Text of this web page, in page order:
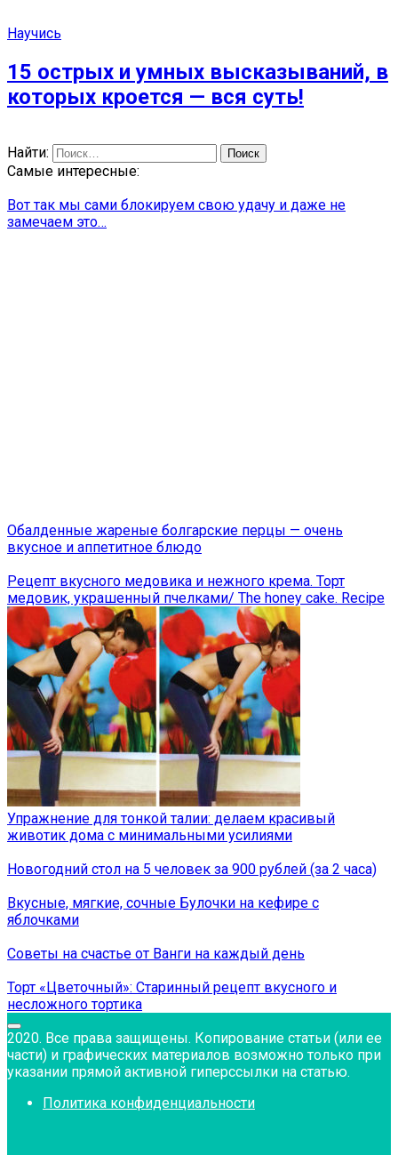
Научись
15 острых и умных высказываний, в
которых кроется — вся суть!
Найти:
Самые интересные:
Вот так мы сами блокируем свою удачу и даже не
замечаем это…
Обалденные жареные болгарские перцы — очень
вкусное и аппетитное блюдо
Рецепт вкусного медовика и нежного крема. Торт
медовик, украшенный пчелками/ The honey cake. Recipe
Упражнение для тонкой талии: делаем красивый
животик дома с минимальными усилиями
Новогодний стол на 5 человек за 900 рублей (за 2 часа)
Вкусные, мягкие, сочные Булочки на кефире с
яблочками
Советы на счастье от Ванги на каждый день
Торт «Цветочный»: Старинный рецепт вкусного и
несложного тортика
2020. Все права защищены. Копирование статьи (или ее
части) и графических материалов возможно только при
указании прямой активной гиперссылки на статью.
Политика конфиденциальности